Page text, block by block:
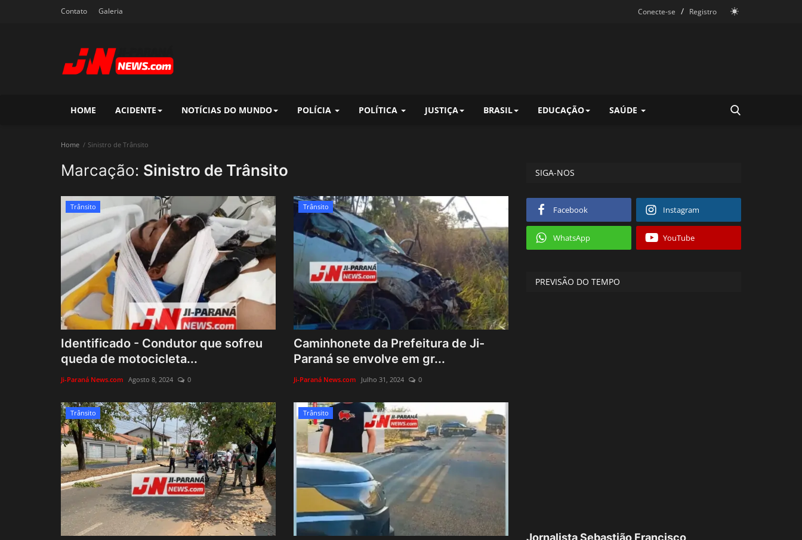
Contato Galeria Conecte-se / Registro
HOME ACIDENTE NOTÍCIAS DO MUNDO POLÍCIA POLÍTICA JUSTIÇA BRASIL EDUCAÇÃO SAÚDE
Home Sinistro de Trânsito
Marcação: Sinistro de Trânsito
Trânsito
Identificado - Condutor que sofreu
queda de motocicleta...
Ji-Paraná News.com Agosto 8, 2024 0
Trânsito
Caminhonete da Prefeitura de Ji-
Paraná se envolve em gr...
Ji-Paraná News.com Julho 31, 2024 0
Trânsito Trânsito
SIGA-NOS
Facebook Instagram
WhatsApp YouTube
PREVISÃO DO TEMPO
Jornalista Sebastião Francisco